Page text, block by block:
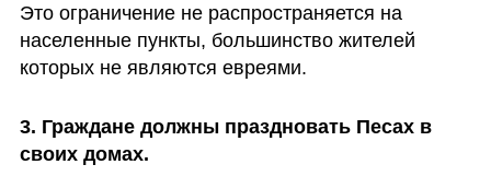
Это ограничение не распространяется на
населенные пункты, большинство жителей
которых не являются евреями.
3. Граждане должны праздновать Песах в
своих домах.